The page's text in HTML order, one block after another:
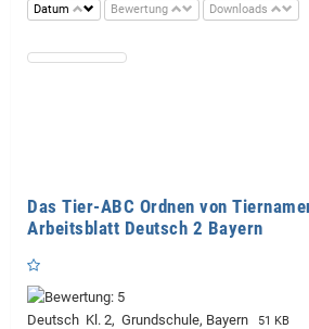
Datum Bewertung Downloads
Das Tier-ABC Ordnen von
Arbeitsblatt Deutsch 2 Bayern
Deutsch Kl. 2, Grundschule, Bayern 51 KB